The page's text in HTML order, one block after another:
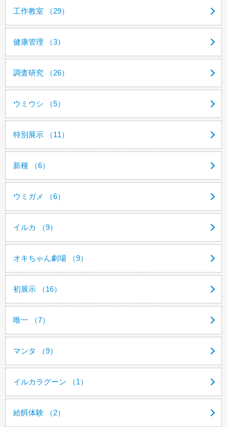
工作教室 （29）
健康管理 （3）
調査研究 （26）
ウミウシ （5）
特別展示 （11）
新種 （6）
ウミガメ （6）
イルカ （9）
オキちゃん劇場 （9）
初展示 （16）
唯一 （7）
マンタ （9）
イルカラグーン （1）
給餌体験 （2）